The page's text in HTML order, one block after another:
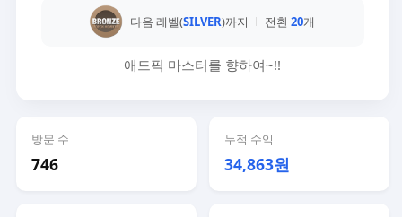
다음 레벨(SILVER)까지 전환20개
애드픽 마스터를 향하여~!!
방문 수
746
누적 수익
34,863원